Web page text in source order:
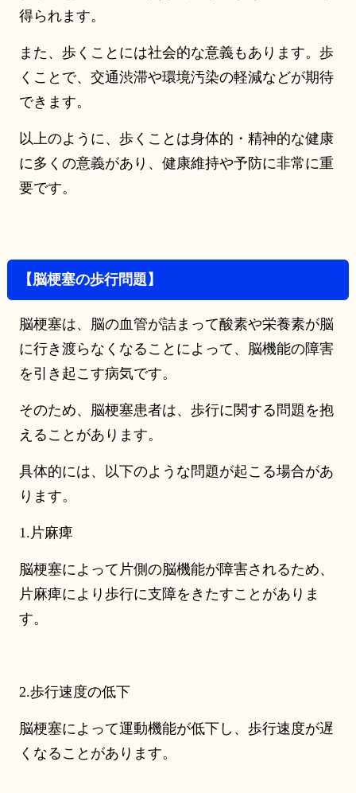
得られます。
また、歩くことには社会的な意義もあります。歩
くことで、交通渋滞や環境汚染の軽減などが期待
できます。
以上のように、歩くことは身体的・精神的な健康
に多くの意義があり、健康維持や予防に非常に重
要です。
【脳梗塞の歩行問題】
脳梗塞は、脳の血管が詰まって酸素や栄養素が脳
に行き渡らなくなることによって、脳機能の障害
を引き起こす病気です。
そのため、脳梗塞患者は、歩行に関する問題を抱
えることがあります。
具体的には、以下のような問題が起こる場合があ
ります。
1.片麻痺
脳梗塞によって片側の脳機能が障害されるため、
片麻痺により歩行に支障をきたすことがありま
す。
2.歩行速度の低下
脳梗塞によって運動機能が低下し、歩行速度が遅
くなることがあります。